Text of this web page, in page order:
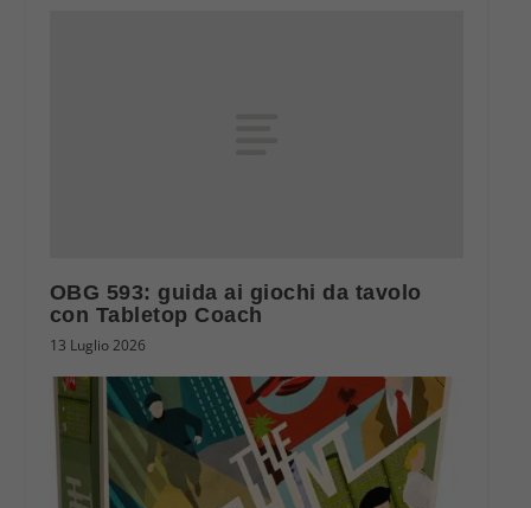
OBG 593: guida ai giochi da tavolo
con Tabletop Coach
13 Luglio 2026